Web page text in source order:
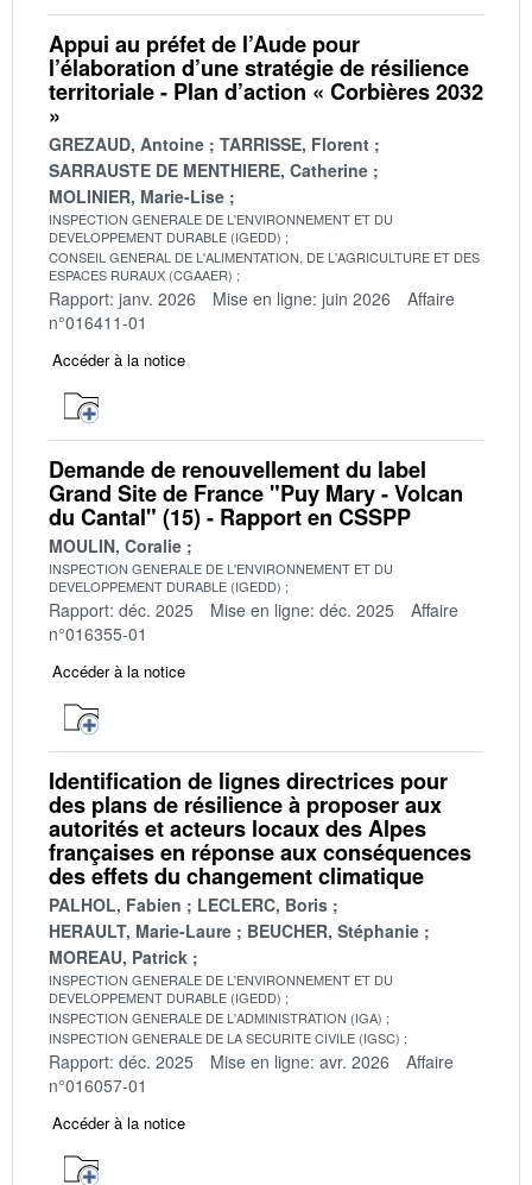
Appui au préfet de l’Aude pour
l’élaboration d’une stratégie de résilience
territoriale - Plan d’action « Corbières 2032
»
GREZAUD, Antoine
TARRISSE, Florent
SARRAUSTE DE MENTHIERE, Catherine
MOLINIER, Marie-Lise
INSPECTION GENERALE DE L'ENVIRONNEMENT ET DU
DEVELOPPEMENT DURABLE (IGEDD)
CONSEIL GENERAL DE L'ALIMENTATION, DE L'AGRICULTURE ET DES
ESPACES RURAUX (CGAAER)
Rapport: janv. 2026 Mise en ligne: juin 2026
Affaire
n°016411-01
Accéder à la notice
Demande de renouvellement du label
Grand Site de France "Puy Mary - Volcan
du Cantal" (15) - Rapport en CSSPP
MOULIN, Coralie
INSPECTION GENERALE DE L'ENVIRONNEMENT ET DU
DEVELOPPEMENT DURABLE (IGEDD)
Rapport: déc. 2025 Mise en ligne: déc. 2025
Affaire
n°016355-01
Accéder à la notice
Identification de lignes directrices pour
des plans de résilience à proposer aux
autorités et acteurs locaux des Alpes
françaises en réponse aux conséquences
des effets du changement climatique
PALHOL, Fabien
LECLERC, Boris
HERAULT, Marie-Laure
BEUCHER, Stéphanie
MOREAU, Patrick
INSPECTION GENERALE DE L'ENVIRONNEMENT ET DU
DEVELOPPEMENT DURABLE (IGEDD)
INSPECTION GENERALE DE L'ADMINISTRATION (IGA)
INSPECTION GENERALE DE LA SECURITE CIVILE (IGSC)
Rapport: déc. 2025 Mise en ligne: avr. 2026
Affaire
n°016057-01
Accéder à la notice